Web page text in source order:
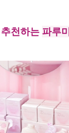
천하는 파루